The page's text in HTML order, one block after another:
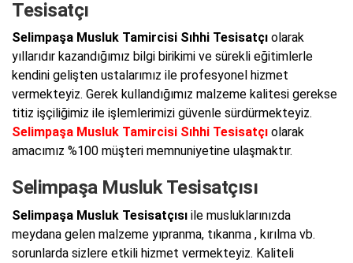
Tesisatçı
Selimpaşa Musluk Tamircisi Sıhhi Tesisatçı olarak
yıllarıdır kazandığımız bilgi birikimi ve sürekli eğitimlerle
kendini gelişten ustalarımız ile profesyonel hizmet
vermekteyiz. Gerek kullandığımız malzeme kalitesi gerekse
titiz işçiliğimiz ile işlemlerimizi güvenle sürdürmekteyiz.
Selimpaşa Musluk Tamircisi Sıhhi Tesisatçı olarak
amacımız %100 müşteri memnuniyetine ulaşmaktır.
Selimpaşa Musluk Tesisatçısı
Selimpaşa Musluk Tesisatçısı ile musluklarınızda
meydana gelen malzeme yıpranma, tıkanma , kırılma vb.
sorunlarda sizlere etkili hizmet vermekteyiz. Kaliteli